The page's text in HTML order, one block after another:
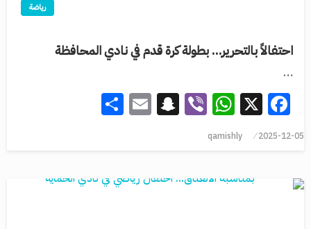
رياضة
احتفالاً بالتحرير… بطولة كرة قدم في نادي المحافظة
…
Facebook
X
WhatsApp
Viber
Snapchat
Email
2025-12-05
qamishly